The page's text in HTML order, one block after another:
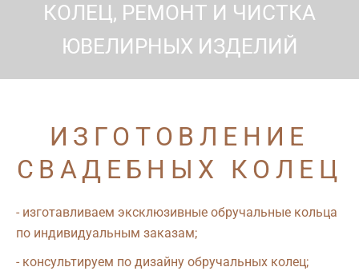
КОЛЕЦ, РЕМОНТ И ЧИСТКА
ЮВЕЛИРНЫХ ИЗДЕЛИЙ
ИЗГОТОВЛЕНИЕ
СВАДЕБНЫХ КОЛЕЦ
- изготавливаем эксклюзивные обручальные кольца
по индивидуальным заказам;
- консультируем по дизайну обручальных колец;